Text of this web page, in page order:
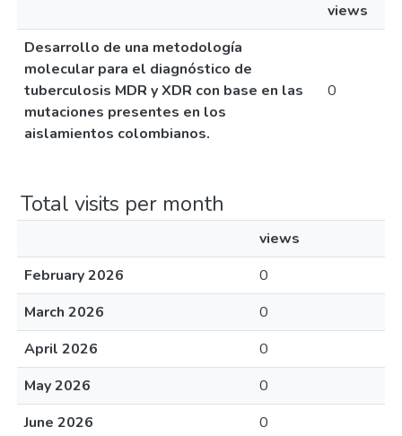
views
Desarrollo de una metodología
molecular para el diagnóstico de
tuberculosis MDR y XDR con base en las
mutaciones presentes en los
aislamientos colombianos.
0
Total visits per month
views
February 2026
0
March 2026
0
April 2026
0
May 2026
0
June 2026
0